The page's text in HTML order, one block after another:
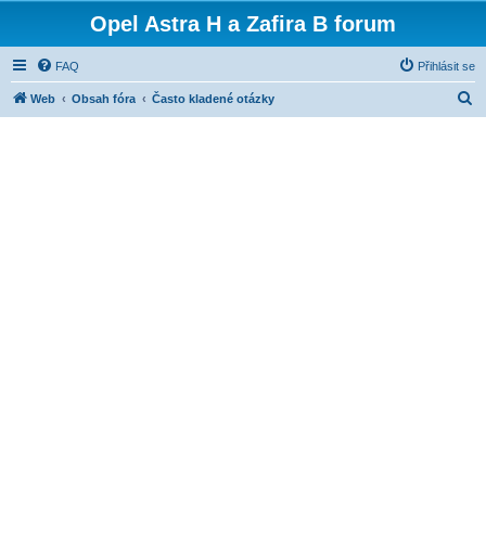
Opel Astra H a Zafira B forum
FAQ Přihlásit se
Web Obsah fóra Často kladené otázky